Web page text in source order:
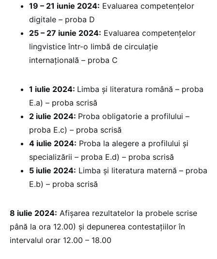
19 – 21 iunie 2024: Evaluarea competențelor
digitale – proba D
25 – 27 iunie 2024: Evaluarea competențelor
lingvistice într-o limbă de circulație
internațională – proba C
1 iulie 2024: Limba și literatura română – proba
E.a) – proba scrisă
2 iulie 2024: Proba obligatorie a profilului –
proba E.c) – proba scrisă
4 iulie 2024: Proba la alegere a profilului și
specializării – proba E.d) – proba scrisă
5 iulie 2024: Limba și literatura maternă – proba
E.b) – proba scrisă
8 iulie 2024: Afișarea rezultatelor la probele scrise
până la ora 12.00) și depunerea contestațiilor în
intervalul orar 12.00 – 18.00